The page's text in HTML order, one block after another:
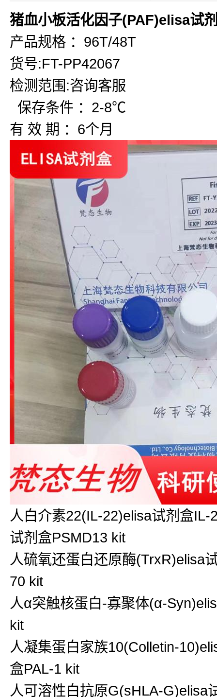
猪血小板活化因子(PAF)elisa试
产品规格 ：96T/48T
货号:FT-PP42067
检测范围:咨询客服
保存条件 ：2-8℃
有 效 期 ：6个月
人白介素22(IL-22)elisa试剂盒
试剂盒PSMD13 kit
人硫氧还蛋白还原酶(TrxR)elisa
70 kit
人α突触核蛋白-寡聚体(α-
kit
人凝集蛋白家族10(Colletin-
盒PAL-1 kit
人可溶性白抗原G(sHLA-G)elisa